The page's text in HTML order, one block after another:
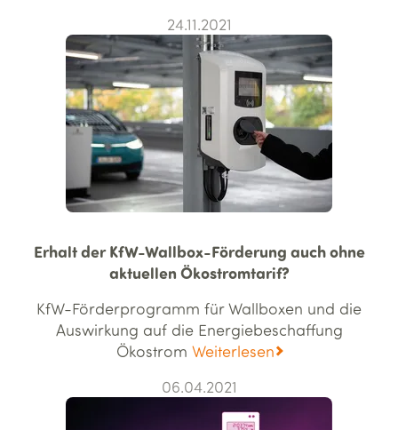
24.11.2021
Erhalt der KfW-Wallbox-Förderung auch ohne
aktuellen Ökostromtarif?
KfW-Förderprogramm für Wallboxen und die
Auswirkung auf die Energie­beschaffung
Ökostrom Weiterlesen
06.04.2021